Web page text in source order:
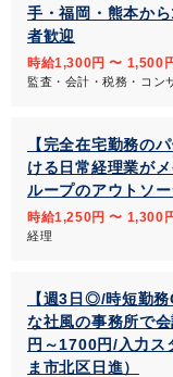
手・福岡・熊本か
者歓迎
時給1,300円 〜 1,500
監査・会計・税務・コン
【完全在宅勤務の
ける日常経理業が
ループのアウトソー
時給1,250円 〜 1,300
経理
【週3日◎/時短勤
な社風の事務所で
円～1700円/入力ス
ま市北区日進）